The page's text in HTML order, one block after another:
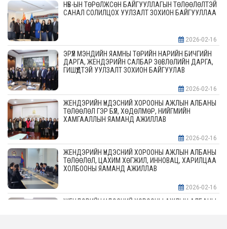
НҮБ-ЫН ТӨРӨЛЖСӨН БАЙГУУЛЛАГЫН ТӨЛӨӨЛӨЛТЭЙ
САНАЛ СОЛИЛЦОХ УУЛЗАЛТ ЗОХИОН БАЙГУУЛЛАА
2026-02-16
ЭРҮҮЛ МЭНДИЙН ЯАМНЫ ТӨРИЙН НАРИЙН БИЧГИЙН
ДАРГА, ЖЕНДЭРИЙН САЛБАР ЗӨВЛӨЛИЙН ДАРГА,
ГИШҮҮДТЭЙ УУЛЗАЛТ ЗОХИОН БАЙГУУЛАВ
2026-02-16
ЖЕНДЭРИЙН ҮНДЭСНИЙ ХОРООНЫ АЖЛЫН АЛБАНЫ
ТӨЛӨӨЛӨЛ ГЭР БҮЛ, ХӨДӨЛМӨР, НИЙГМИЙН
ХАМГААЛЛЫН ЯАМАНД АЖИЛЛАВ
2026-02-16
ЖЕНДЭРИЙН ҮНДЭСНИЙ ХОРООНЫ АЖЛЫН АЛБАНЫ
ТӨЛӨӨЛӨЛ, ЦАХИМ ХӨГЖИЛ, ИННОВАЦ, ХАРИЛЦАА
ХОЛБООНЫ ЯАМАНД АЖИЛЛАВ
2026-02-16
ЖЕНДЭРИЙН ҮНДЭСНИЙ ХОРООНЫ АЖЛЫН АЛБАНЫ